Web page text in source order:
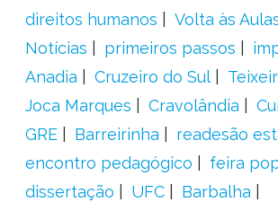
direitos humanos
Volta às
Notícias
primeiros passos
Anadia
Cruzeiro do Sul
Joca Marques
Cravolândia
GRE
Barreirinha
readesão
encontro pedagógico
feira
dissertação
UFC
Barbalha